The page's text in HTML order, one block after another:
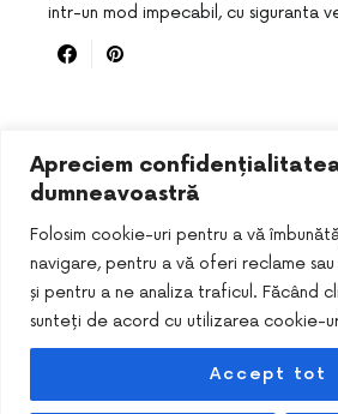
Apreciem
dumneavoastră
Folosim cookie-uri pentru a vă
navigare, pentru a vă oferi reclame
și pentru a ne analiza traficul. Făcând
sunteți de acord cu utilizarea cookie-
Accept tot
intr-un mod impecabil, cu siguranta